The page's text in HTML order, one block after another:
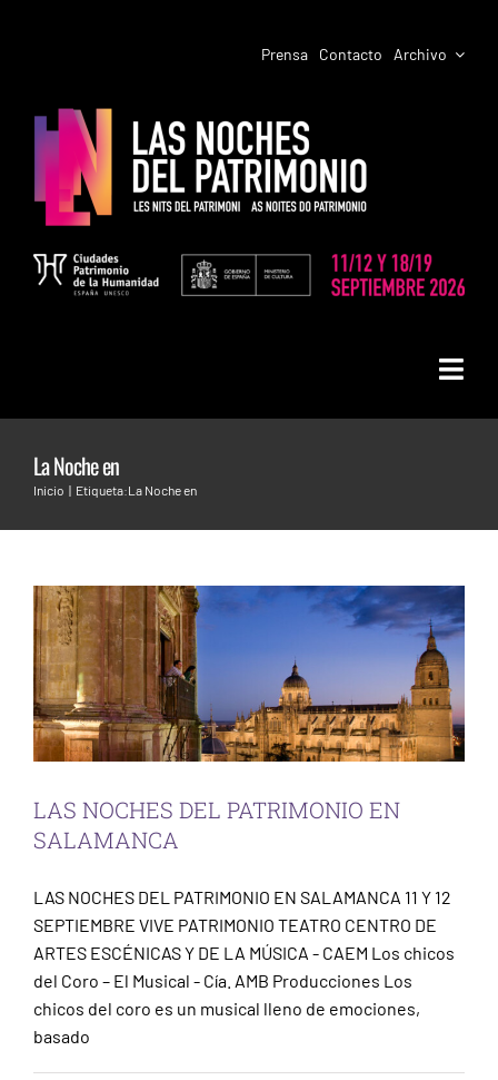
Prensa Contacto Archivo
LAS NOCHES DEL PATRIMONIO
PROGRAMACIÓN CIUDADES
La Noche en
Inicio Etiqueta:La Noche en
LAS NOCHES DEL PATRIMONIO EN
SALAMANCA
LAS NOCHES DEL PATRIMONIO EN
SALAMANCA
LAS NOCHES DEL PATRIMONIO EN SALAMANCA 11 Y 12
SEPTIEMBRE VIVE PATRIMONIO TEATRO CENTRO DE
ARTES ESCÉNICAS Y DE LA MÚSICA - CAEM Los chicos
del Coro – El Musical - Cía. AMB Producciones Los
chicos del coro es un musical lleno de emociones,
basado